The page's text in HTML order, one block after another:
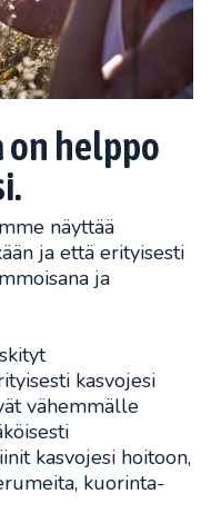
on helppo
näyttää
ja että erityisesti
ja
kasvojesi
vähemmälle
kasvojesi hoitoon,
kuorinta-